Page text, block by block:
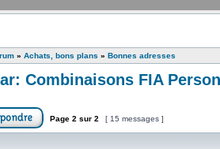
» Achats, bons plans » Bonnes adresses
Combinaisons FIA
Page 2 sur 2 [ 15 messages ]